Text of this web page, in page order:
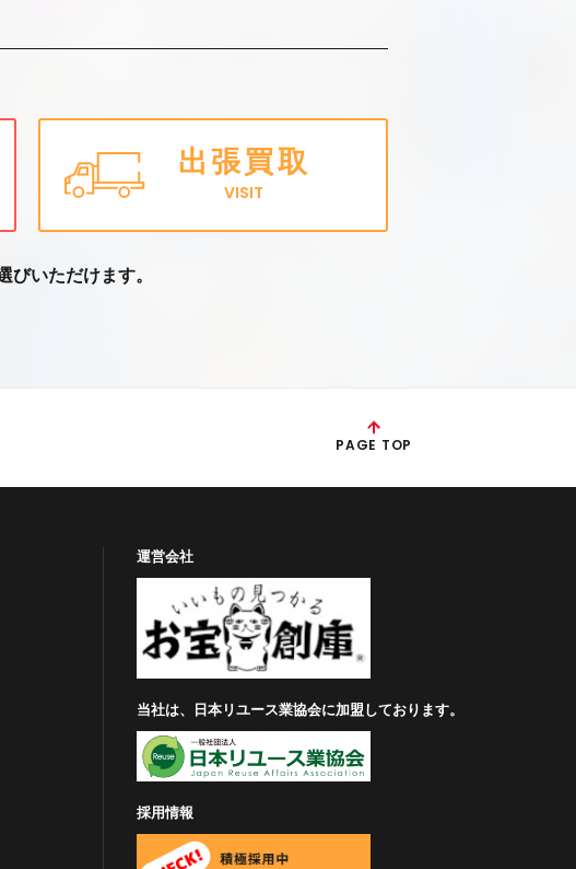
出張買取
VISIT
びいただけます。
PAGE TOP
運営会社
当社は、日本リユース業協会に加盟しております。
採用情報